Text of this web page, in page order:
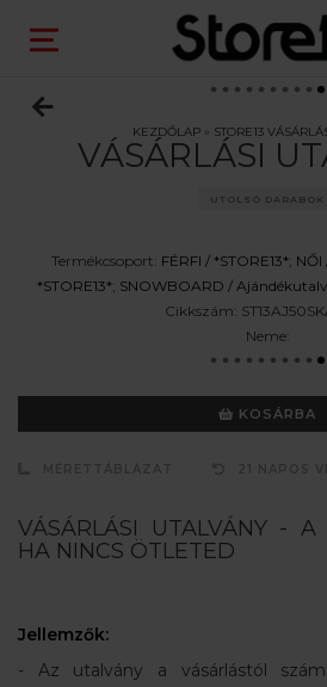
KEZDŐLAP » STORE13
VÁSÁRLÁSI
UTOLSÓ DARABOK
Termékcsoport: FÉRFI / *STORE13*; NŐI
*STORE13*; SNOWBOARD /
Cikkszám:
Neme:
KOSÁRBA
VÁSÁRLÁSI UTALVÁNY - A
HA NINCS ÖTLETED
Jellemzők:
- Az utalvány a vásárlástól